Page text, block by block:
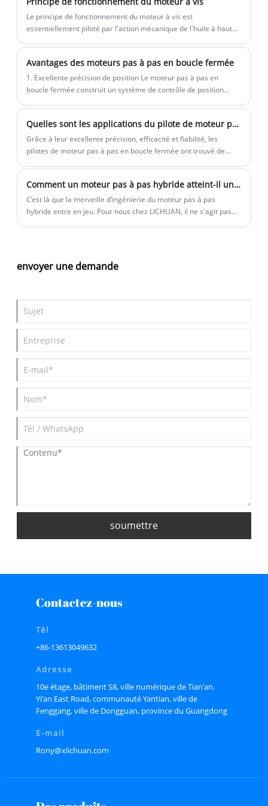
contrôleur PLC.
Le principe de fonctionnement du moteur à vis est
essentiellement piloté par l'action mécanique de l'huile à haute
Avantages des moteurs pas à pas en boucle fermée
1. Excellente précision de position Le moteur pas à pas en
boucle fermée construit un système de contrôle de position
Quelles sont les applications du pilote de moteur pas à pas nema34 triphasé en boucle fermée ?
Grâce à leur excellente précision, efficacité et fiabilité, les
pilotes de moteur pas à pas en boucle fermée ont trouvé de
Comment un moteur pas à pas hybride atteint-il un couple et une précision élevés
C’est là que la merveille d’ingénierie du moteur pas à pas
hybride entre en jeu. Pour nous chez LICHUAN, il ne s'agit pas
envoyer une demande
soumettre
Contactez-nous
Tél
+86-13613049632
Adresse
10e étage, bâtiment S8, ville numérique de Tian'an.
Yi'an East Road, communauté Yantian, ville de
Fenggang, ville de Dongguan, province du Guangdong
E-mail
Rony@xlichuan.com